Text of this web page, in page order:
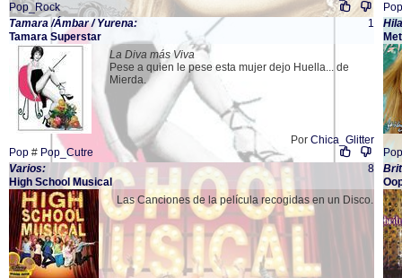
Pop_Rock
Tamara /Ámbar / Yurena:
Tamara Superstar
1
La Diva más Viva
Pese a quien le pese esta mujer dejo Huella... de
Mierda.
Por Chica_Glitter
Pop # Pop_Cutre
Varios:
High School Musical
8
Las Canciones de la película recogidas en un Disco.
Pop
Pop